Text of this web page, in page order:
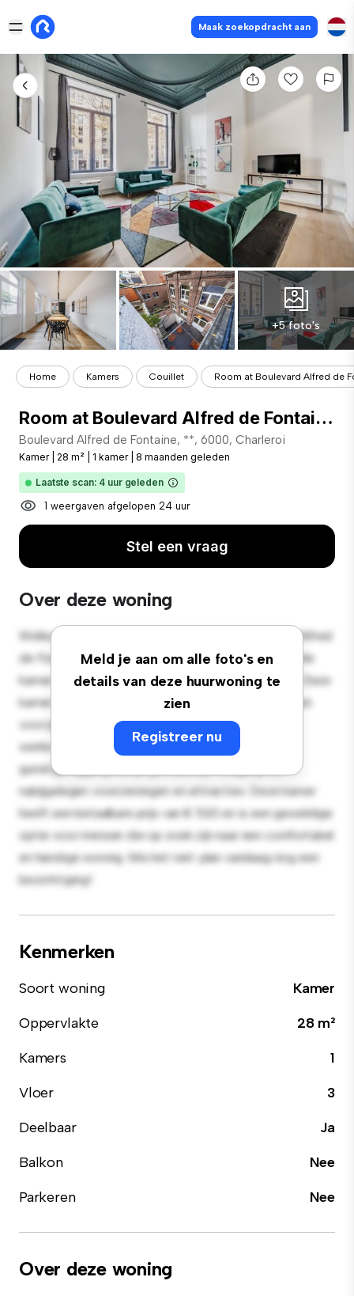
Maak zoekopdracht aan
+5 foto's
Home Kamers Couillet Room at Boulevard Alfred de
Room at Boulevard Alfred de Fontaine 27
Boulevard Alfred de Fontaine, **, 6000, Charleroi
Kamer 28 m² 1 kamer 8 maanden geleden
Laatste scan: 4 uur geleden
1 weergaven afgelopen 24 uur
Stel een vraag
Over deze woning
Meld je aan om alle foto's en
details van deze huurwoning te
zien
Registreer nu
Welkom bij je nieuwe toevluchtsoord in Boulevard Alfred
de Fontaine, 27, 6000, Charleroi! Deze comfortabele
kamer biedt een rustige en persoonlijke leefruimte. Deze
kamer is ingericht met de essentiële benodigdheden
voor je gemak en biedt een comfortabel bed, een
werkruimte en opbergmogelijkheden. Dankzij de
gunstige ligging heb je gemakkelijk toegang tot
nabijgelegen voorzieningen en attracties. Deze kamer
heeft een betaalbare prijs van € 520 en is een geweldige
optie voor mensen die op zoek zijn naar een comfortabel
en handige woning. Mis het niet: plan vandaag nog een
bezichtiging!
Kenmerken
Soort woning
Kamer
Oppervlakte
28 m²
Kamers
1
Vloer
3
Deelbaar
Ja
Balkon
Nee
Parkeren
Nee
Over deze woning